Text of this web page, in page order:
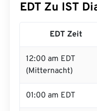
EDT Zu IST
EDT Zeit
12:00 am EDT
(Mitternacht)
01:00 am EDT